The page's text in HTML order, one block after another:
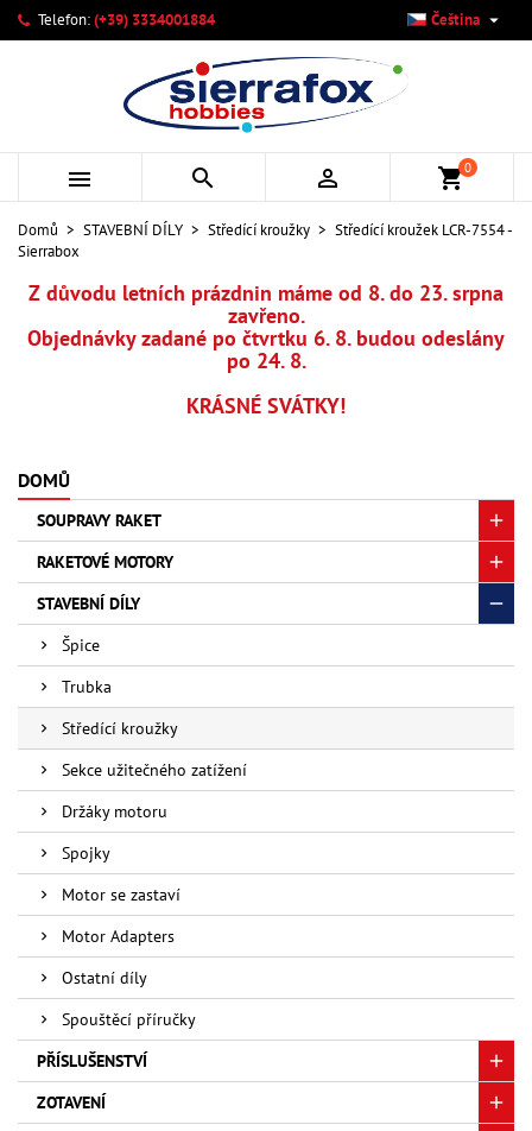
Telefon:(+39) 3334001884 Čeština 
   shopping_cart0
Domů STAVEBNÍ DÍLY Středící kroužky
Středící kroužek LCR-7554 -
Sierrabox
Z důvodu letních prázdnin máme od 8. do 23. srpna
zavřeno.
Objednávky zadané po čtvrtku 6. 8. budou odeslány
po 24. 8.
KRÁSNÉ SVÁTKY!
DOMŮ
SOUPRAVY RAKET
RAKETOVÉ MOTORY
STAVEBNÍ DÍLY
Špice
Trubka
Středící kroužky
Sekce užitečného zatížení
Držáky motoru
Spojky
Motor se zastaví
Motor Adapters
Ostatní díly
Spouštěcí příručky
PŘÍSLUŠENSTVÍ
ZOTAVENÍ
Můj seznam přání ×
Vytvořit nový seznam
Vytvořit seznam přání ×
Název seznamu přání
Zrušit Vytvořit seznam přání
Přihlásit se ×
Musíte být přihlášen, abyste si mohli výrobky uložit do
svého seznamu přání.
Zrušit Přihlásit se